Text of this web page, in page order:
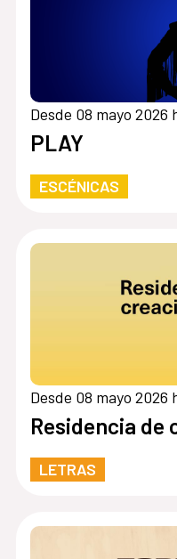
Desde 08 mayo 2026
PLAY
ESCÉNICAS
Desde 08 mayo 2026
Residencia
LETRAS